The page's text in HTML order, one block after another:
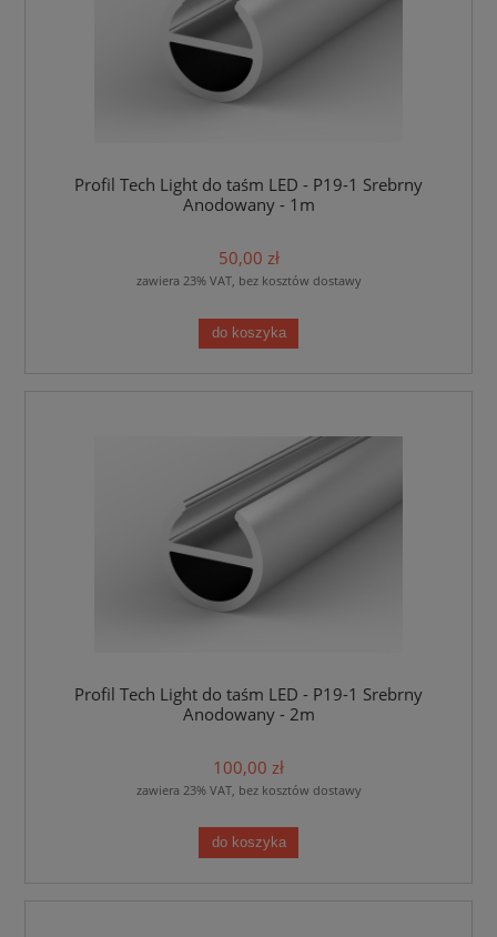
Profil Tech Light do taśm LED - P19-1 Srebrny
Anodowany - 1m
50,00 zł
zawiera 23% VAT, bez kosztów dostawy
do koszyka
Profil Tech Light do taśm LED - P19-1 Srebrny
Anodowany - 2m
100,00 zł
zawiera 23% VAT, bez kosztów dostawy
do koszyka